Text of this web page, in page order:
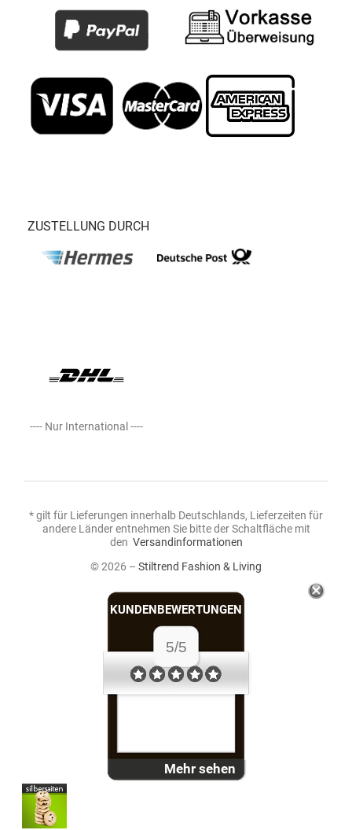
ZUSTELLUNG DURCH
---- Nur International ----
* gilt für Lieferungen innerhalb Deutschlands, Lieferzeiten für
andere Länder entnehmen Sie bitte der Schaltfläche mit
den Versandinformationen
© 2026 – Stiltrend Fashion & Living
KUNDENBEWERTUNGEN
5/5
Mehr sehen